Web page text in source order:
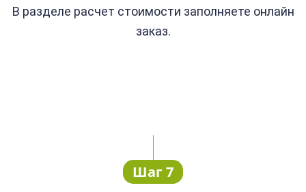
В разделе расчет стоимости заполняете онлайн
заказ.
Шаг 7